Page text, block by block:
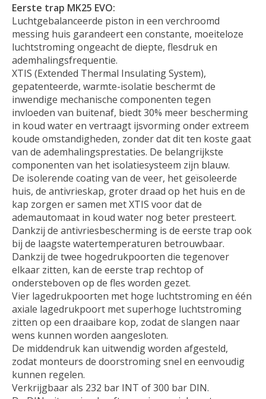
Eerste trap MK25 EVO:
Luchtgebalanceerde piston in een verchroomd
messing huis garandeert een constante, moeiteloze
luchtstroming ongeacht de diepte, flesdruk en
ademhalingsfrequentie.
XTIS (Extended Thermal Insulating System),
gepatenteerde, warmte-isolatie beschermt de
inwendige mechanische componenten tegen
invloeden van buitenaf, biedt 30% meer bescherming
in koud water en vertraagt ijsvorming onder extreem
koude omstandigheden, zonder dat dit ten koste gaat
van de ademhalingsprestaties. De belangrijkste
componenten van het isolatiesysteem zijn blauw.
De isolerende coating van de veer, het geïsoleerde
huis, de antivrieskap, groter draad op het huis en de
kap zorgen er samen met XTIS voor dat de
ademautomaat in koud water nog beter presteert.
Dankzij de antivriesbescherming is de eerste trap ook
bij de laagste watertemperaturen betrouwbaar.
Dankzij de twee hogedrukpoorten die tegenover
elkaar zitten, kan de eerste trap rechtop of
ondersteboven op de fles worden gezet.
Vier lagedrukpoorten met hoge luchtstroming en één
axiale lagedrukpoort met superhoge luchtstroming
zitten op een draaibare kop, zodat de slangen naar
wens kunnen worden aangesloten.
De middendruk kan uitwendig worden afgesteld,
zodat monteurs de doorstroming snel en eenvoudig
kunnen regelen.
Verkrijgbaar als 232 bar INT of 300 bar DIN.